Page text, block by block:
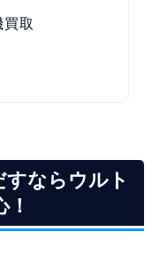
取
ならウルト